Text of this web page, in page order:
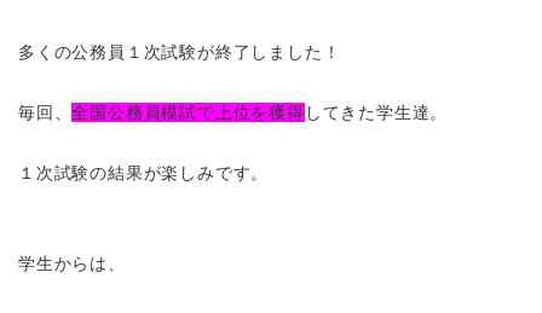
多くの公務員１次試験が終了しました！
毎回、全国公務員模試で上位を獲得 してきた学生達。
１次試験の結果が楽しみです。
学生からは、